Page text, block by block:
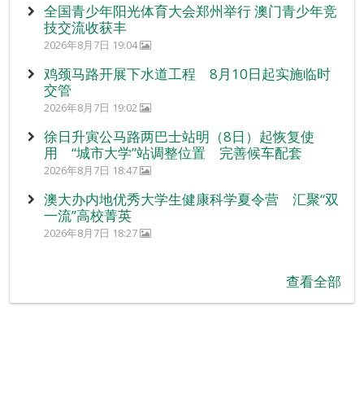
全国青少年阳光体育大会郑州举行 澳门青少年竞
技交流收获丰
2026年8月7日 19:04
鸡颈马路开展下水道工程 8月10日起实施临时
交管
2026年8月7日 19:02
徐日升寅公马路两巴士站明（8日）起恢复使
用 “城市大学”站调整位置 完善候车配套
2026年8月7日 18:47
澳大办内地优秀大学生健康科学夏令营 汇聚“双
一流”高校菁英
2026年8月7日 18:27
查看全部